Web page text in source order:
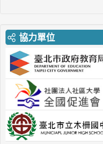
協力單位